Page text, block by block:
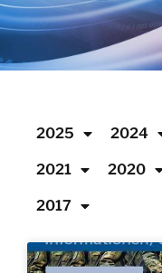
2025 2024
2021 2020
2017